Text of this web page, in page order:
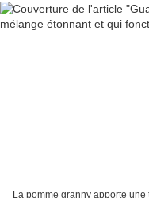
La pomme granny apporte